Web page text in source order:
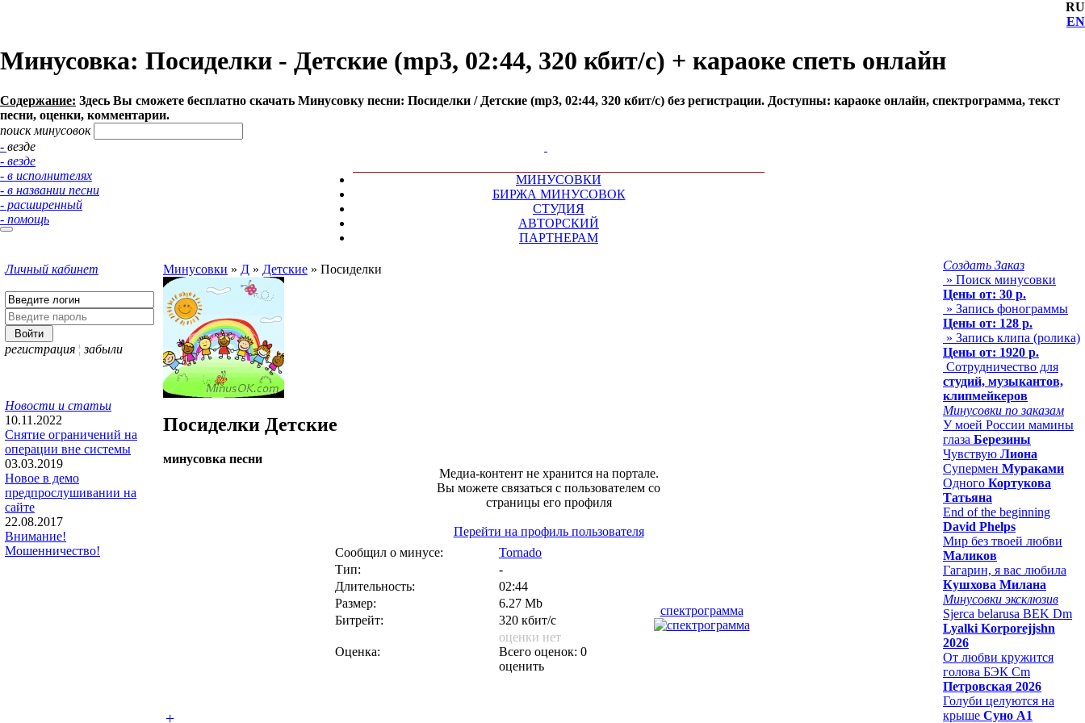
RU
EN
Минусовка: Посиделки - Детские (mp3, 02:44, 320 кбит/с) + караоке спеть онлайн
Содержание: Здесь Вы сможете бесплатно cкачать Минусовку песни: Посиделки / Детские (mp3, 02:44, 320 кбит/с) без регистрации. Доступны: караоке онлайн, спектрограмма, текст
песни, оценки, комментарии.
поиск минусовок
- везде
- везде
- в исполнителях
- в названии песни
- расширенный
- помощь
МИНУСОВКИ
БИРЖА МИНУСОВОК
СТУДИЯ
АВТОРСКИЙ
ПАРТНЕРАМ
Личный кабинет
регистрация ¦ забыли
Новости и статьи
10.11.2022
Снятие ограничений на
операции вне системы
03.03.2019
Новое в демо
предпрослушивании на
сайте
22.08.2017
Внимание!
Мошенничество!
Минусовки » Д » Детские » Посиделки
Посиделки Детские
минусовка песни
Медиа-контент не хранится на портале.
Вы можете связаться с пользователем со
страницы его профиля
Перейти на профиль пользователя
Сообщил о минусе:
Tornado
Тип:
-
спектрограмма
Длительность:
02:44
Размер:
6.27 Mb
Битрейт:
320 кбит/с
Оценка:
оценки нет
Всего оценок: 0
оценить
+
Создать Заказ
» Поиск минусовки
Цены от: 30 р.
» Запись фонограммы
Цены от: 128 р.
» Запись клипа (ролика)
Цены от: 1920 р.
Сотрудничество для
студий, музыкантов,
клипмейкеров
Минусовки по заказам
У моей России мамины
глаза Березины
Чувствую Лиона
Супермен Мураками
Одного Кортукова
Татьяна
End of the beginning
David Phelps
Мир без твоей любви
Маликов
Гагарин, я вас любила
Кушхова Милана
Минусовки эксклюзив
Sjerca belarusa BEK Dm
Lyalki Korporejjshn
2026
От любви кружится
голова БЭК Cm
Петровская 2026
Голуби целуются на
крыше Суно А1